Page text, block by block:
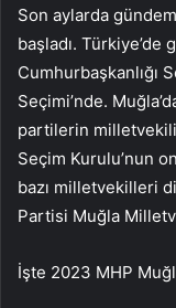
Son aylarda
başladı. Türkiye’de
Cumhurbaşkanlığı
Seçimi’nde.
partilerin milletvekili
Seçim Kurulu’nun
bazı milletvekilleri
Partisi Muğla
İşte 2023 MHP